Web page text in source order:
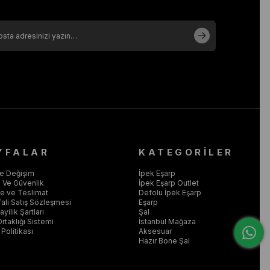
Değişim
Ve Güvenlik
ve Teslimat
Satış Sözleşmesi
Şartları
Sistemi
KATEGORİLER
İpek Eşarp
İpek Eşarp Outlet
Defolu İpek Eşarp
Eşarp
Şal
İstanbul Mağaza
Aksesuar
Hazır Bone Şal